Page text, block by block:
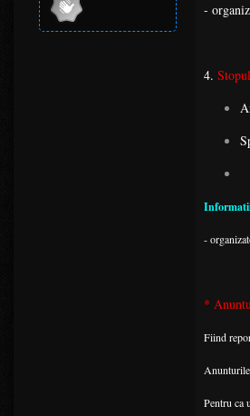
-
4. Stopul
-
*
Fiind
Pentru ca